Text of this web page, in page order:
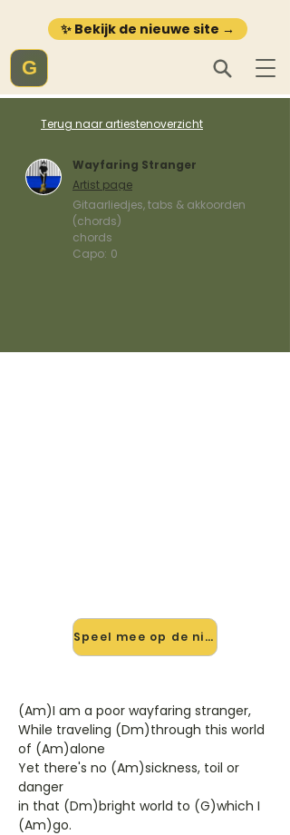
✨ Bekijk de nieuwe site →
G
Terug naar artiestenoverzicht
Wayfaring Stranger
Artist page
Gitaarliedjes, tabs & akkoorden
(chords)
chords
Capo: 0
Speel mee op de nieuwe site →
(Am)I am a poor wayfaring stranger,
While traveling (Dm)through this world
of (Am)alone
Yet there's no (Am)sickness, toil or
danger
in that (Dm)bright world to (G)which I
(Am)go.